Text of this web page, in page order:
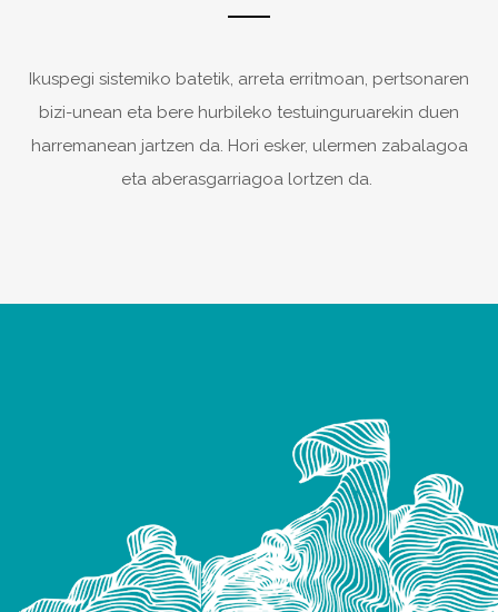
Ikuspegi sistemiko batetik, arreta erritmoan, pertsonaren
bizi-unean eta bere hurbileko testuinguruarekin duen
harremanean jartzen da. Hori esker, ulermen zabalagoa
eta aberasgarriagoa lortzen da.